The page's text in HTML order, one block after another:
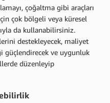
çoğaltma gibi araçları
çok bölgeli veya küresel
da kullanabilirsiniz.
destekleyecek, maliyet
güçlendirecek ve uygunluk
düzenleyip